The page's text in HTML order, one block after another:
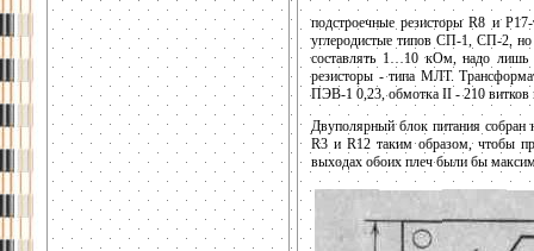
подстроечные резисторы R8 и
углеродистые типов СП-1, СП-2, но
составлять 1…10 кОм, надо
резисторы - типа МЛТ.
ПЭВ-1 0,23, обмотка II - 210 витков
Двуполярный блок питания собран
R3 и R12 таким образом, чтобы
выходах обоих плеч были бы